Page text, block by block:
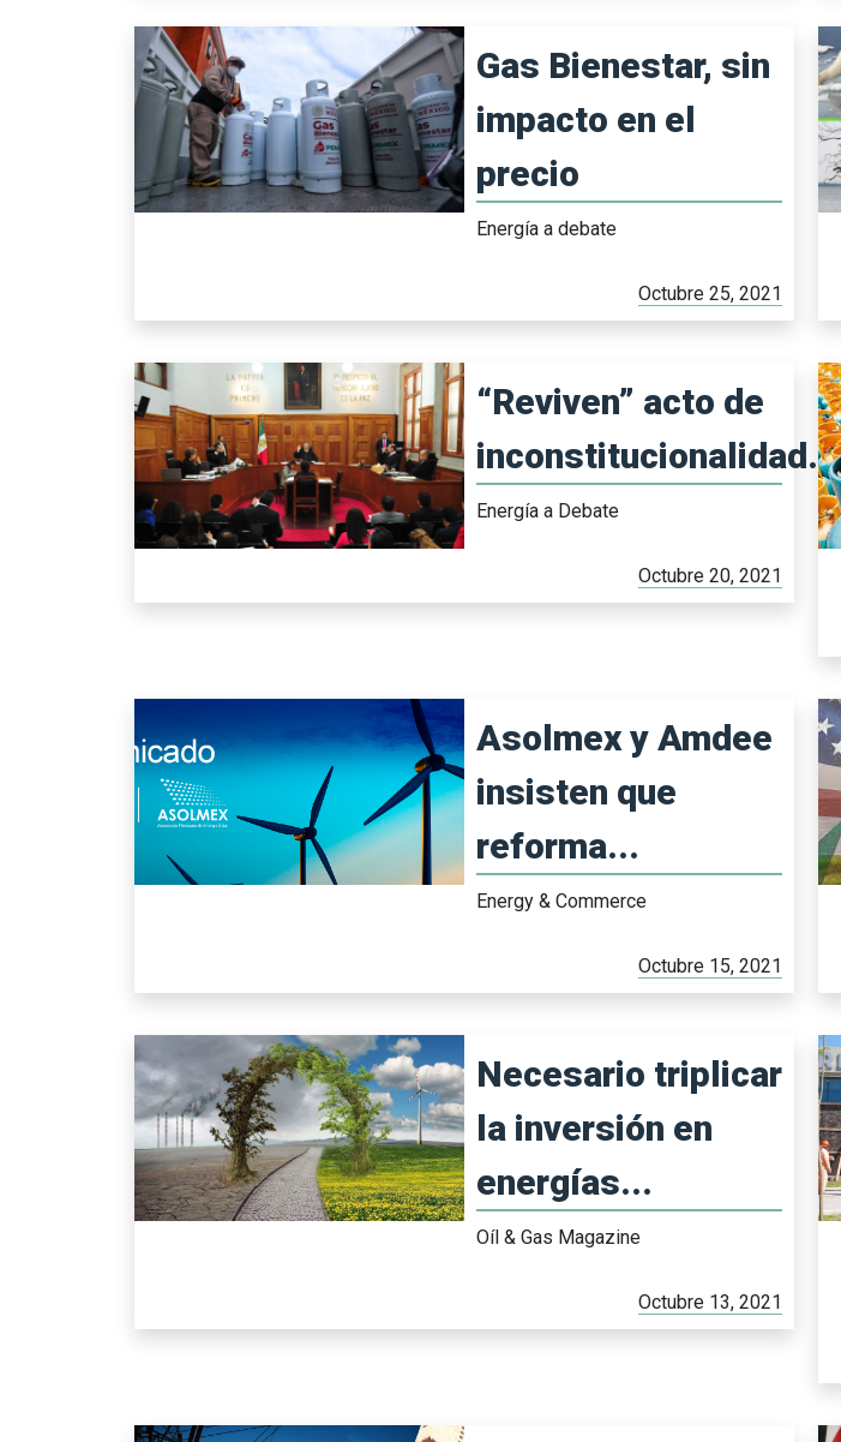
Gas Bienestar, sin
impacto en el
precio
Energía a debate
Octubre 25, 2021
“Reviven” acto de
inconstitucionalidad...
Energía a Debate
Octubre 20, 2021
Asolmex y Amdee
insisten que
reforma...
Energy & Commerce
Octubre 15, 2021
Necesario triplicar
la inversión en
energías...
Oíl & Gas Magazine
Octubre 13, 2021